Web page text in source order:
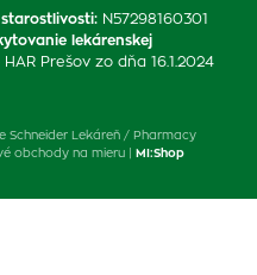
: N57298160301
lekárenskej
Prešov zo dňa 16.1.2024
Schneider Lekáreň / Pharmacy
obchody na mieru | MI:Shop